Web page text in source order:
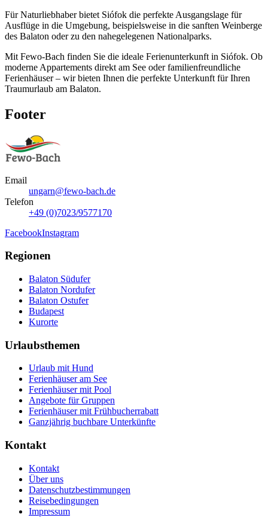
Für Naturliebhaber bietet Siófok die perfekte Ausgangslage für
Ausflüge in die Umgebung, beispielsweise in die sanften Weinberge
des Balaton oder zu den nahegelegenen Nationalparks.
Mit Fewo-Bach finden Sie die ideale Ferienunterkunft in Siófok. Ob
moderne Appartements direkt am See oder familienfreundliche
Ferienhäuser – wir bieten Ihnen die perfekte Unterkunft für Ihren
Traumurlaub am Balaton.
Footer
Email
ungarn@fewo-bach.de
Telefon
+49 (0)7023/9577170
FacebookInstagram
Regionen
Balaton Südufer
Balaton Nordufer
Balaton Ostufer
Budapest
Kurorte
Urlaubsthemen
Urlaub mit Hund
Ferienhäuser am See
Ferienhäuser mit Pool
Angebote für Gruppen
Ferienhäuser mit Frühbucherrabatt
Ganzjährig buchbare Unterkünfte
Kontakt
Kontakt
Über uns
Datenschutzbestimmungen
Reisebedingungen
Impressum